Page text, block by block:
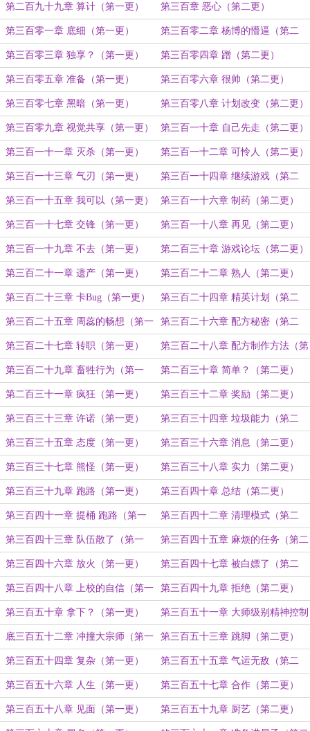
更）
第二百九十九章 算计（第一更） 第三百章 恶心（第二更）
第三百零一章 底细（第一更） 第三百零二章 杨博的懵逼（第二
更）
第三百零三章 独享？（第一更） 第三百零四章 蹭（第二更）
第三百零五章 准备（第一更） 第三百零六章 很帅（第二更）
第三百零七章 黑暗（第一更） 第三百零八章 计划改变（第二更）
第三百零九章 视觉共享（第一更） 第三百一十章 自己先走（第二更）
第三百一十一章 灭杀（第一更） 第三百一十二章 可怜人（第二更）
第三百一十三章 气刃（第一更） 第三百一十四章 继续游戏（第二
更）
第三百一十五章 我可以（第一更） 第三百一十六章 制药（第二更）
第三百一十七章 交锋（第一更） 第三百一十八章 再见（第二更）
第三百一十九章 不去（第一更） 第二百三十章 游戏论坛（第二更）
第三百二十一章 遗产（第一更） 第三百二十二章 熟人（第二更）
第三百二十三章 卡Bug（第一更） 第三百二十四章 精英计划（第二
更）
第三百二十五章 周蕊的畅想（第一
更）
第三百二十六章 配方秘密（第二
更）
第三百二十七章 转职（第一更） 第三百二十八章 配方制作方法（第
二更）
第三百二十九章 畜牲行为（第一
更）
第二百三十章 简单？（第二更）
第二百三十一章 疯狂（第一更） 第三百三十二章 奖励（第二更）
第三百三十三章 许诺（第一更） 第三百三十四章 垃圾能力（第二
更）
第三百三十五章 态度（第一更） 第三百三十六章 消息（第二更）
第三百三十七章 熊怪（第一更） 第三百三十八章 实力（第二更）
第三百三十九章 跑路（第一更） 第三百四十章 总结（第二更）
第三百四十一章 提桶 跑路（第一
更）
第三百四十二章 清理模式（第二
更）
第三百四十三章 队伍散了（第一
更）
第三百四十五章 麻烦的任务（第二
更）
第三百四十六章 放火（第一更） 第三百四十七章 被白嫖了（第二
更）
第三百四十八章 上校的自信（第一
更）
第三百四十九章 拒绝（第二更）
第三百五十章 拿下？（第一更） 第三百五十一章 大师级别精神控制
（第二更）
底三百五十二章 冲撞大宗师（第一
更）
第三百五十三章 跳脚（第二更）
第三百五十四章 复杂（第一更） 第三百五十五章 气运无敌（第二
更）
第三百五十六章 人生（第一更） 第三百五十七章 合作（第二更）
第三百五十八章 见面（第一更） 第三百五十九章 厨艺（第二更）